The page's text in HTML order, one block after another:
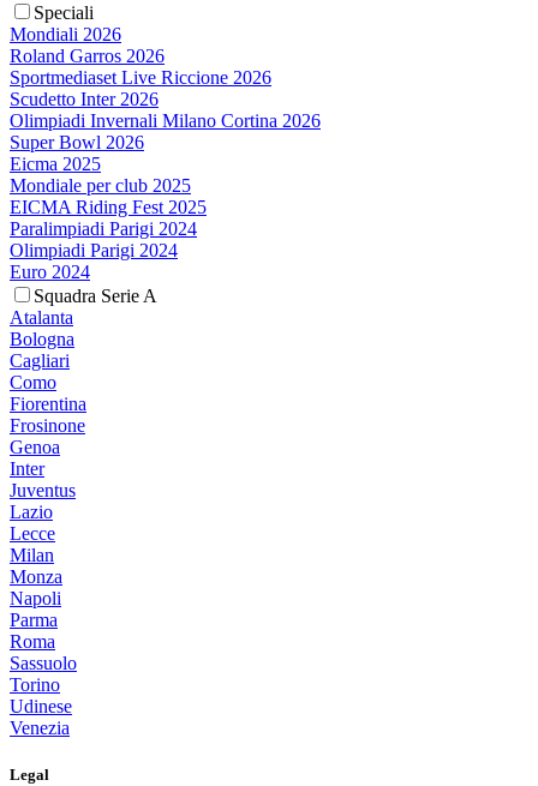
Speciali
Mondiali 2026
Roland Garros 2026
Sportmediaset Live Riccione 2026
Scudetto Inter 2026
Olimpiadi Invernali Milano Cortina 2026
Super Bowl 2026
Eicma 2025
Mondiale per club 2025
EICMA Riding Fest 2025
Paralimpiadi Parigi 2024
Olimpiadi Parigi 2024
Euro 2024
Squadra Serie A
Atalanta
Bologna
Cagliari
Como
Fiorentina
Frosinone
Genoa
Inter
Juventus
Lazio
Lecce
Milan
Monza
Napoli
Parma
Roma
Sassuolo
Torino
Udinese
Venezia
Legal